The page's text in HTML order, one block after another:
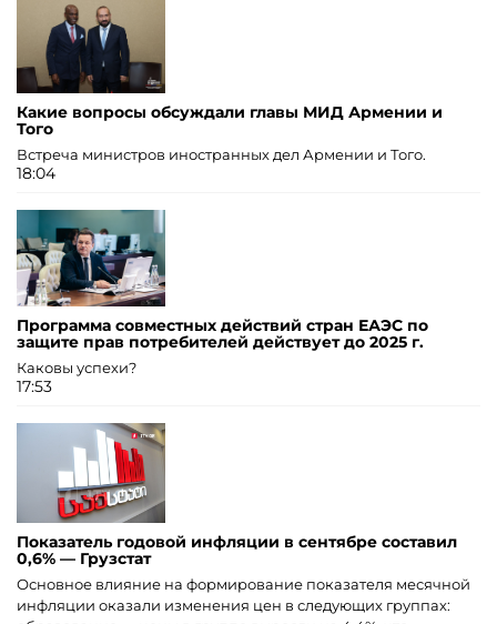
Какие вопросы обсуждали главы МИД Армении и
Того
Встреча министров иностранных дел Армении и Того.
18:04
Программа совместных действий стран ЕАЭС по
защите прав потребителей действует до 2025 г.
Каковы успехи?
17:53
Показатель годовой инфляции в сентябре составил
0,6% — Грузстат
Основное влияние на формирование показателя месячной
инфляции оказали изменения цен в следующих группах: